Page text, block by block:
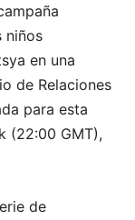
niños
en una
de Relaciones
para esta
(22:00 GMT),
de